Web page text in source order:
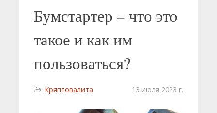
Бумстартер – что это
такое и как им
пользоваться?
Кряптовалита 13 июля 2023 г.